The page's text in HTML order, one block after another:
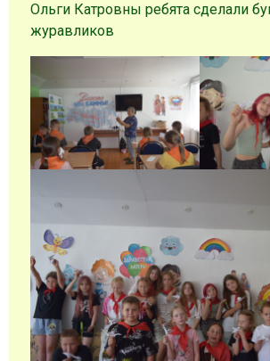
Ольги Катровны ребята сделали
журавликов